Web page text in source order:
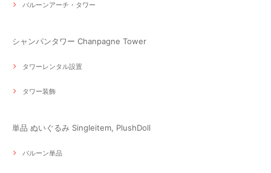
バルーンアーチ・タワー
シャンパンタワー Chanpagne Tower
タワーレンタル設置
タワー装飾
単品 ぬいぐるみ Singleitem, PlushDoll
バルーン単品